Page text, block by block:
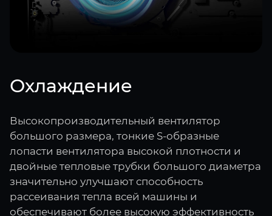
Охлаждение
Высокопроизводительный вентилятор
большого размера, тонкие S-образные
лопасти вентилятора высокой плотности и
двойные тепловые трубки большого диаметра
значительно улучшают способность
рассеивания тепла всей машины и
обеспечивают более высокую эффективность